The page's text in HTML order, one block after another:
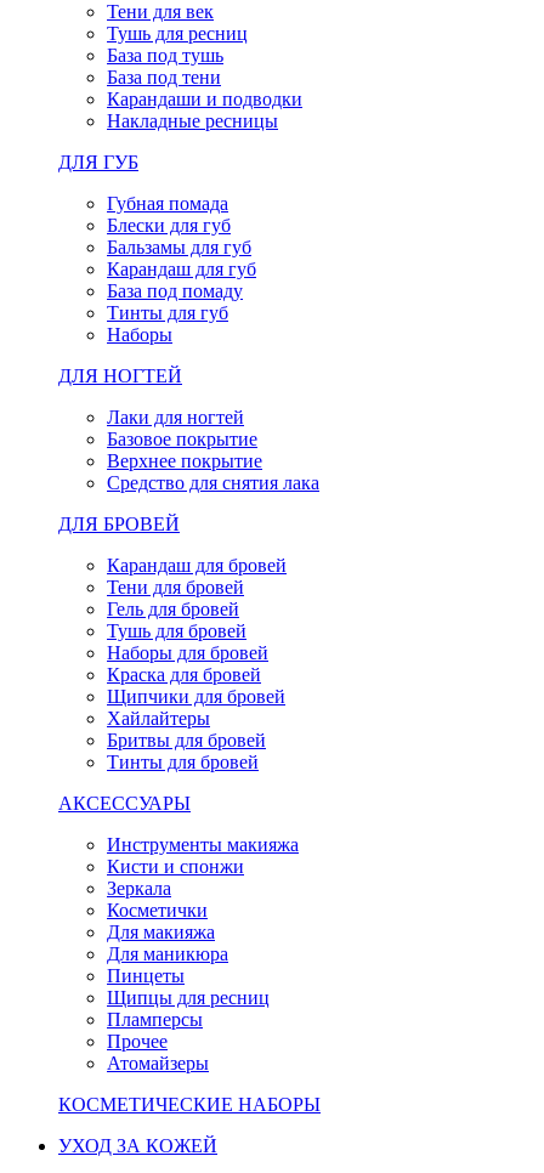
Тени для век
Тушь для ресниц
База под тушь
База под тени
Карандаши и подводки
Накладные ресницы
ДЛЯ ГУБ
Губная помада
Блески для губ
Бальзамы для губ
Карандаш для губ
База под помаду
Тинты для губ
Наборы
ДЛЯ НОГТЕЙ
Лаки для ногтей
Базовое покрытие
Верхнее покрытие
Средство для снятия лака
ДЛЯ БРОВЕЙ
Карандаш для бровей
Тени для бровей
Гель для бровей
Тушь для бровей
Наборы для бровей
Краска для бровей
Щипчики для бровей
Хайлайтеры
Бритвы для бровей
Тинты для бровей
АКСЕССУАРЫ
Инструменты макияжа
Кисти и спонжи
Зеркала
Косметички
Для макияжа
Для маникюра
Пинцеты
Щипцы для ресниц
Пламперсы
Прочее
Атомайзеры
КОСМЕТИЧЕСКИЕ НАБОРЫ
УХОД ЗА КОЖЕЙ